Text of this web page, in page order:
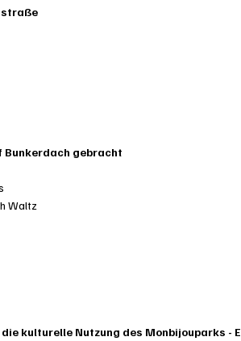
Bunkerdach gebracht
Waltz
kulturelle Nutzung des Monbijouparks -